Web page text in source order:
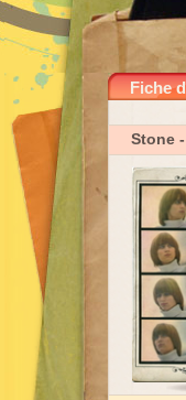
Fiche
Stone